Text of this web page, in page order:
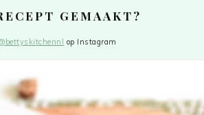
GEMAAKT?
op Instagram